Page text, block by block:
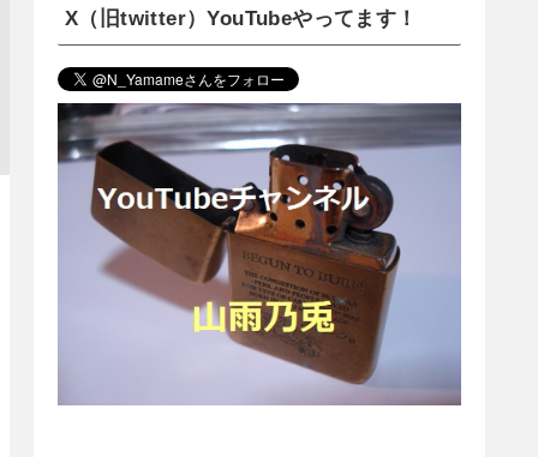
X（旧twitter）YouTubeやってます！